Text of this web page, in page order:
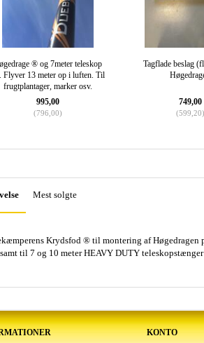
® og 7meter teleskop
Flyver 13 meter op i luften. Til
frugtplantager, marker osv.
995,00
(796,00)
Tagflade beslag
749,00
(599,20)
Mest solgte
Krydsfod ® til montering af Høgedragen
til 7 og 10 meter HEAVY DUTY teleskopstænger
KONTO